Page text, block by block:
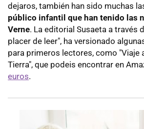
dejaros, también han sido muchas
público infantil que han tenido las
Verne. La editorial Susaeta a través
placer de leer", ha versionado
para primeros lectores, como "Viaje
Tierra", que podeis encontrar en
euros.